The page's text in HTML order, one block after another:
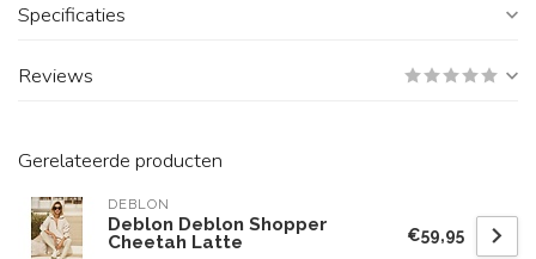
Specificaties
Reviews
Gerelateerde producten
DEBLON
Deblon Deblon Shopper
Cheetah Latte
€59,95